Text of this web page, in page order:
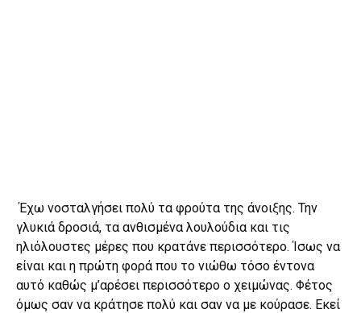
Έχω νοσταλγήσει πολύ τα φρούτα της άνοιξης. Την
γλυκιά δροσιά, τα ανθισμένα λουλούδια και τις
ηλιόλουστες μέρες που κρατάνε περισσότερο. Ίσως να
είναι και η πρώτη φορά που το νιώθω τόσο έντονα
αυτό καθώς μ’αρέσει περισσότερο ο χειμώνας. Φέτος
όμως σαν να κράτησε πολύ και σαν να με κούρασε. Εκεί